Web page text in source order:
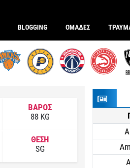
BLOGGING ΟΜΑΔΕΣ
ΒΑΡΟΣ
88 KG
ΘΕΣΗ
SG